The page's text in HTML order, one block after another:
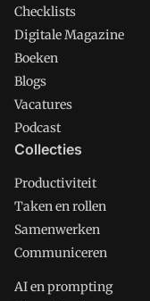
Checklists
Digitale Magazine
Boeken
Blogs
Vacatures
Podcast
Collecties
Productiviteit
Taken en rollen
Samenwerken
Communiceren
AI en prompting